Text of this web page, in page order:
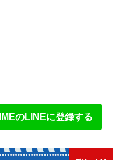
のLINEに登録する